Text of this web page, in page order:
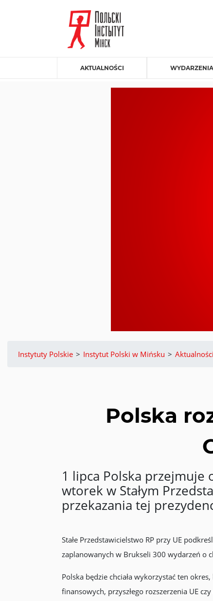
AKTUALNOŚCI WYDARZENIA
Instytuty Polskie > Instytut Polski w Mińsku > Aktualności
Polska
1 lipca Polska przejmuje
wtorek w Stałym
przekazania tej
Stałe Przedstawicielstwo RP przy UE
zaplanowanych w Brukseli 300 wydarzeń o
Polska będzie chciała wykorzystać ten
finansowych, przyszłego rozszerzenia UE